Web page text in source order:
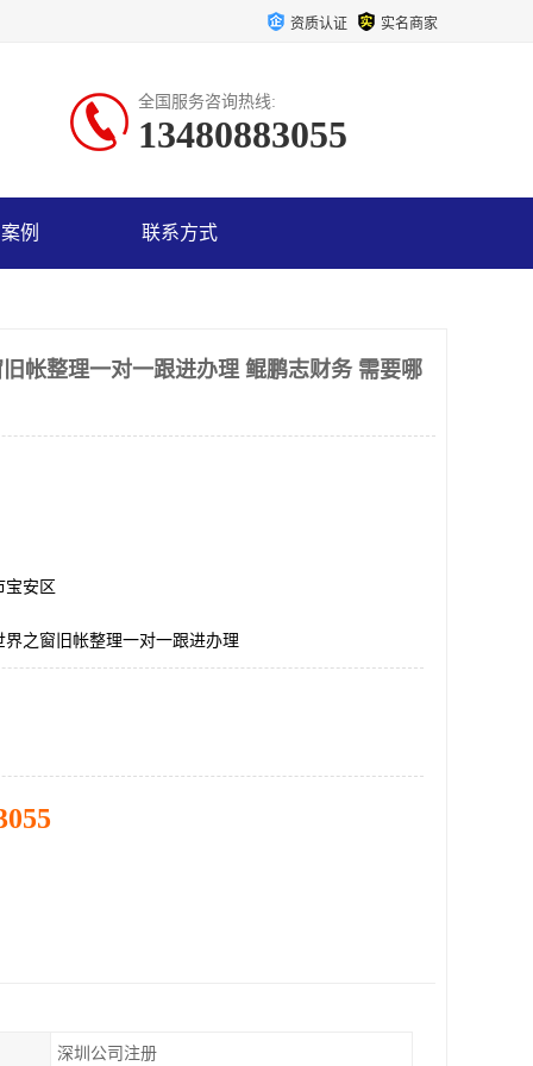
资质认证 实名商家
全国服务咨询热线:
13480883055
例 联系方式
帐整理一对一跟进办理 鲲鹏志财务 需要哪
宝安区
界之窗旧帐整理一对一跟进办理
深圳公司注册